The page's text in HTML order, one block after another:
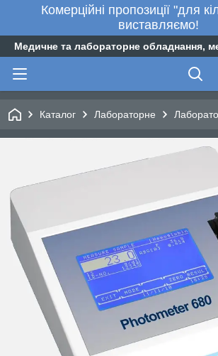
Комерційні пропозиції "для
виставляємо!
Медичне та лабораторне обладнання,
Каталог Лабораторне